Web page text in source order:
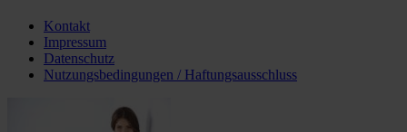
Kontakt
Impressum
Datenschutz
Nutzungsbedingungen / Haftungsausschluss